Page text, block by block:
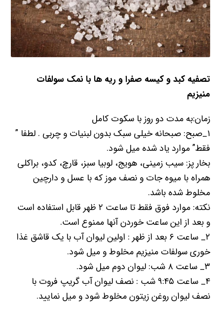
تصفیه کبد و کیسه صفرا و ریهھا با نمک سولفات
منیزیم
زمان:به مدت دو روز با سکوت کامل
۱_صبح: صبحانه خیلی سبک بدون لبنیات و چربی . لطفا ”
فقط” موارد یاد شده میل شود.
بخار پز: سیب زمینی، ھویج، لوبیا سبز، قارچ، کدو، براکلی
ھمراه با میوه جات و نصف موز که با عسل و دارچین
مخلوط شده باشد.
نکته: موارد فوق فقط تا ساعت ۲ ظھر قابل استفاده است
و بعد از این ساعت خوردن آنھا ممنوع است.
۲_ ساعت ۶ بعد از ظھر : اولین لیوان آب با یک قاشق غذا
خوری سولفات منیزیم مخلوط و میل شود.
۳_ ساعت ۸ شب: لیوان دوم میل شود.
۴_ ساعت ۹:۴۵ شب : نصف لیوان آب گریپ فروت با
نصف لیوان روغن زیتون مخلوط شود و میل نمایید.